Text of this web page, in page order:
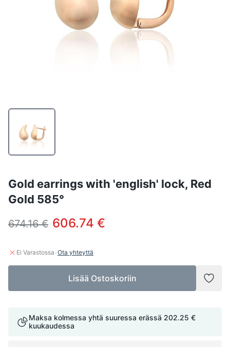
Gold earrings with 'english' lock, Red
Gold 585°
674.16 € 606.74 €
Ei Varastossa ·Ota yhteyttä
Lisää Ostoskoriin
Maksa kolmessa yhtä suuressa erässä 202.25 €
kuukaudessa